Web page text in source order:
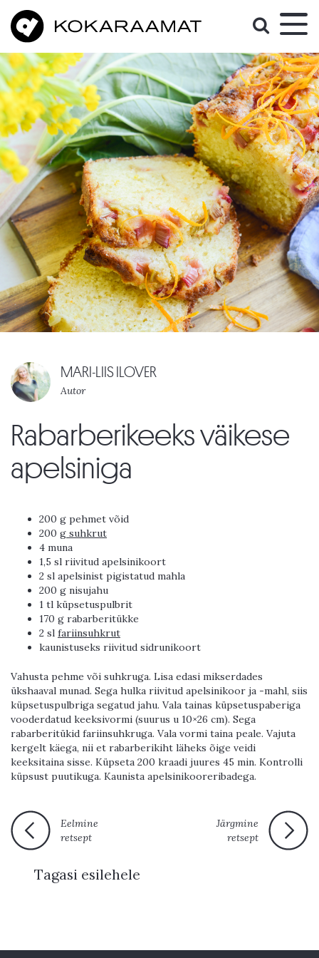
MARI-LIIS ILOVER
Autor
Rabarberikeeks väikese
apelsiniga
200 g pehmet võid
200 g suhkrut
4 muna
1,5 sl riivitud apelsinikoort
2 sl apelsinist pigistatud mahla
200 g nisujahu
1 tl küpsetuspulbrit
170 g rabarberitükke
2 sl fariinsuhkrut
kaunistuseks riivitud sidrunikoort
Vahusta pehme või suhkruga. Lisa edasi mikserdades
ükshaaval munad. Sega hulka riivitud apelsinikoor ja -mahl, siis
küpsetuspulbriga segatud jahu. Vala tainas küpsetuspaberiga
vooderdatud keeksivormi (suurus u 10×26 cm). Sega
rabarberitükid fariinsuhkruga. Vala vormi taina peale. Vajuta
kergelt käega, nii et rabarberikiht läheks õige veidi
keeksitaina sisse. Küpseta 200 kraadi juures 45 min. Kontrolli
küpsust puutikuga. Kaunista apelsinikooreribadega.
Eelmine
retsept
Järgmine
retsept
Tagasi esilehele